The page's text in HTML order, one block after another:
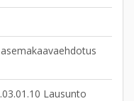
Lausunto